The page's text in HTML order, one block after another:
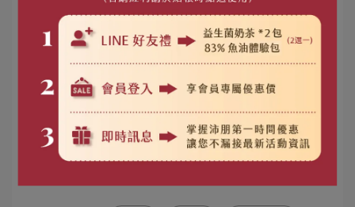
吃助眠保健食品會成癮嗎？教你判斷成
癮與依賴的不同
撰文／審稿：沛朋生醫 整理